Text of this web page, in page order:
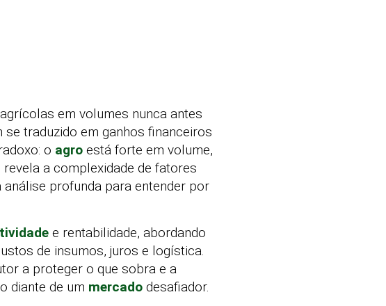
agrícolas em volumes nunca antes
traduzido em ganhos financeiros
o agro está forte em volume,
a complexidade de fatores
análise profunda para entender por
e rentabilidade, abordando
de insumos, juros e logística.
a proteger o que sobra e a
diante de um mercado desafiador.